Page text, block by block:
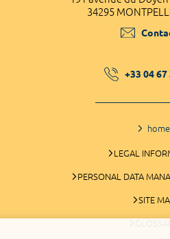
34295
+33 04 67
home
LEGAL
PERSONAL DATA
SITE